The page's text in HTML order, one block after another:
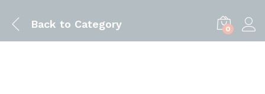
Back to Category 0